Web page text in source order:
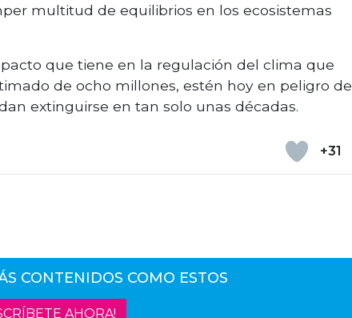
multitud de equilibrios en los ecosistemas
que tiene en la regulación del clima que
de ocho millones, estén hoy en peligro de
extinguirse en tan solo unas décadas.
+31
CONTENIDOS COMO ESTOS
AHORA!